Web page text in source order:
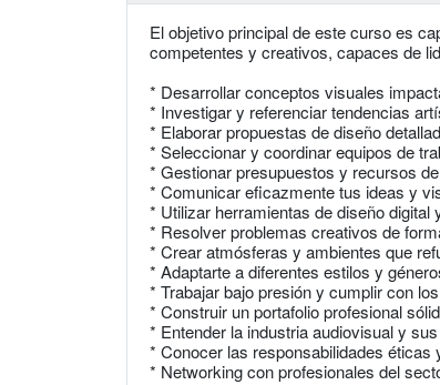
El objetivo principal de este curso es
competentes y creativos, capaces de
* Desarrollar conceptos visuales
* Investigar y referenciar tendencias
* Elaborar propuestas de diseño
* Seleccionar y coordinar equipos de
* Gestionar presupuestos y recursos
* Comunicar eficazmente tus ideas y
* Utilizar herramientas de diseño digital
* Resolver problemas creativos de
* Crear atmósferas y ambientes que
* Adaptarte a diferentes estilos y
* Trabajar bajo presión y cumplir con
* Construir un portafolio profesional
* Entender la industria audiovisual y
* Conocer las responsabilidades éticas
* Networking con profesionales del